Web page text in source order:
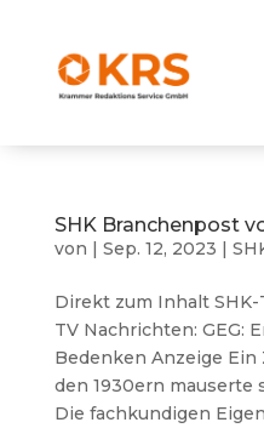
SHK Branchenpost
von | Sep. 12, 2023 |
Direkt zum Inhalt SHK-
TV Nachrichten: GEG:
Bedenken Anzeige Ein
den 1930ern mauserte
Die fachkundigen